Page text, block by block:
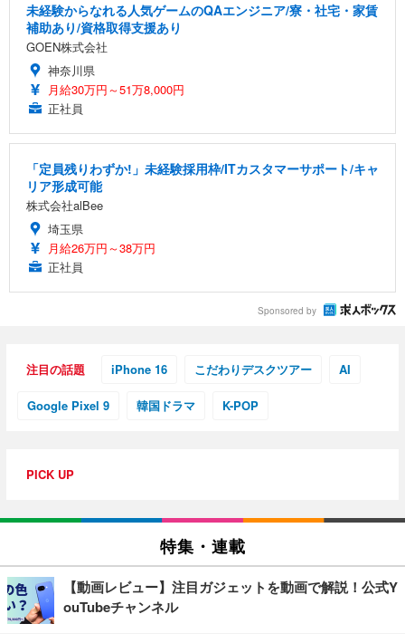
未経験からなれる人気ゲームのQAエンジニア/寮・社宅・家賃
補助あり/資格取得支援あり
GOEN株式会社
神奈川県
月給30万円～51万8,000円
正社員
「定員残りわずか!」未経験採用枠/ITカスタマーサポート/キャ
リア形成可能
株式会社alBee
埼玉県
月給26万円～38万円
正社員
Sponsored by
注目の話題 iPhone 16 こだわりデスクツアー AI
Google Pixel 9 韓国ドラマ K-POP
PICK UP
特集・連載
【動画レビュー】注目ガジェットを動画で解説！公式Y
ouTubeチャンネル